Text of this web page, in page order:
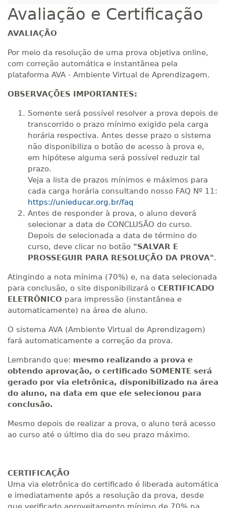
Avaliação e Certificação
AVALIAÇÃO
Por meio da resolução de uma prova objetiva online,
com correção automática e instantânea pela
plataforma AVA - Ambiente Virtual de Aprendizagem.
OBSERVAÇÕES IMPORTANTES:
Somente será possível resolver a prova depois de
transcorrido o prazo mínimo exigido pela carga
horária respectiva. Antes desse prazo o sistema
não disponibiliza o botão de acesso à prova e,
em hipótese alguma será possível reduzir tal
prazo.
Veja a lista de prazos mínimos e máximos para
cada carga horária consultando nosso FAQ Nº 11:
https://unieducar.org.br/faq
Antes de responder à prova, o aluno deverá
selecionar a data de CONCLUSÃO do curso.
Depois de selecionada a data de término do
curso, deve clicar no botão "SALVAR E
PROSSEGUIR PARA RESOLUÇÃO DA PROVA".
Atingindo a nota mínima (70%) e, na data selecionada
para conclusão, o site disponibilizará o CERTIFICADO
ELETRÔNICO para impressão (instantânea e
automaticamente) na área de aluno.
O sistema AVA (Ambiente Virtual de Aprendizagem)
fará automaticamente a correção da prova.
Lembrando que: mesmo realizando a prova e
obtendo aprovação, o certificado SOMENTE será
gerado por via eletrônica, disponibilizado na área
do aluno, na data em que ele selecionou para
conclusão.
Mesmo depois de realizar a prova, o aluno terá acesso
ao curso até o último dia do seu prazo máximo.
CERTIFICAÇÃO
Uma via eletrônica do certificado é liberada automática
e imediatamente após a resolução da prova, desde